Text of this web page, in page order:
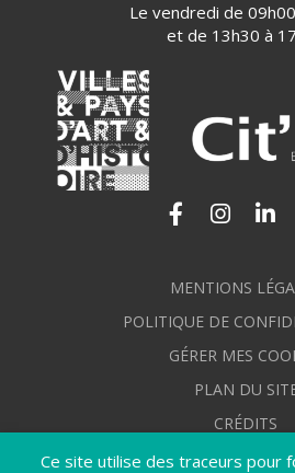
Ce site utilise des traceurs pour
Le vendredi de
et de 13h30 à
Lien vers le
Lien
MENTIONS
POLITIQUE DE
GÉRER MES
PLAN DU
CRÉDITS
ACCESSIBILITÉ : NON